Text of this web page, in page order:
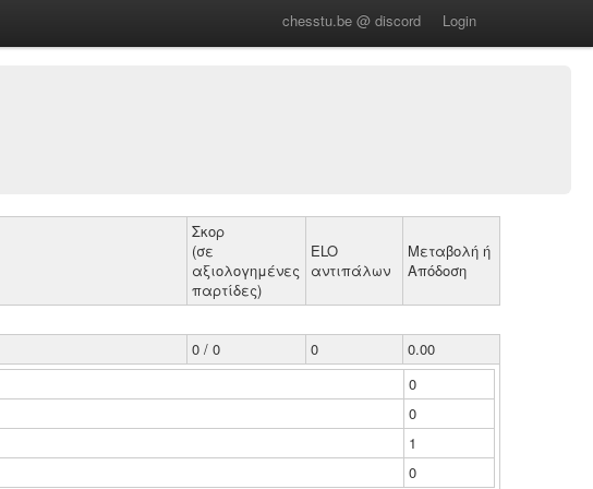
chesstu.be @ discord Login
Σκορ
(σε
αξιολογημένες
παρτίδες)
ELO
αντιπάλων
Μεταβολή ή
Απόδοση
0 / 0 0
0.00
0
0
1
0